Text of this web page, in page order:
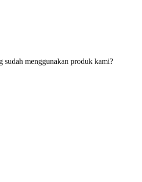
sudah menggunakan produk kami?